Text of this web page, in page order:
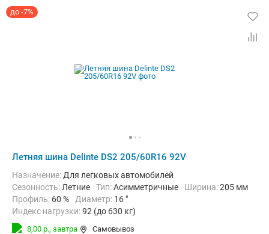
до -7%
Летняя шина Delinte DS2 205/60R16 92V
Назначение: Для легковых автомобилей
Сезонность: Летние Тип:Асимметричные Ширина:205 мм
Профиль: 60 % Диаметр: 16 "
Индекс нагрузки:92 (до 630 кг)
Индекс скорости:
8,00 р., завтра
Самовывоз